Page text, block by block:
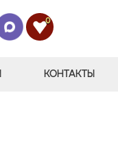
0
КОНТАКТЫ